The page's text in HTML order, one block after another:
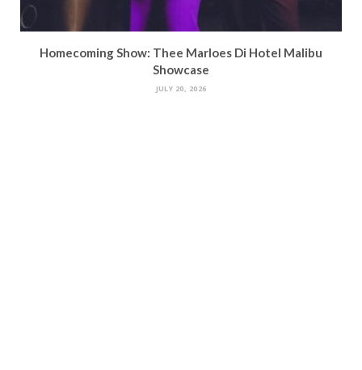
Homecoming Show: Thee Marloes Di Hotel Malibu
Showcase
JULY 20, 2026